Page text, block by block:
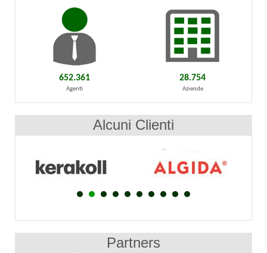
652.361
Agenti
28.754
Aziende
Alcuni Clienti
Partners